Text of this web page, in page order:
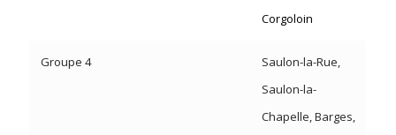
Corgoloin
Groupe 4
Saulon-la-Rue,
Saulon-la-
Chapelle, Barges,